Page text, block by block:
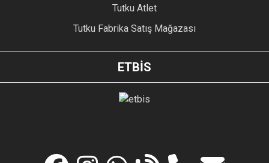
Tutku Atlet
Tutku Fabrika Satış Mağazası
ETBİS